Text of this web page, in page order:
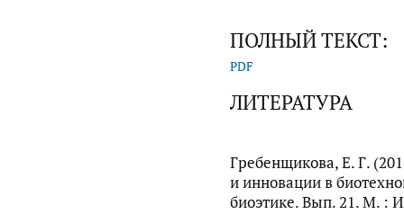
ПОЛНЫЙ ТЕКСТ:
PDF
ЛИТЕРАТУРА
Гребенщикова, Е. Г.
и инновации в
биоэтике. Вып. 21. М. :